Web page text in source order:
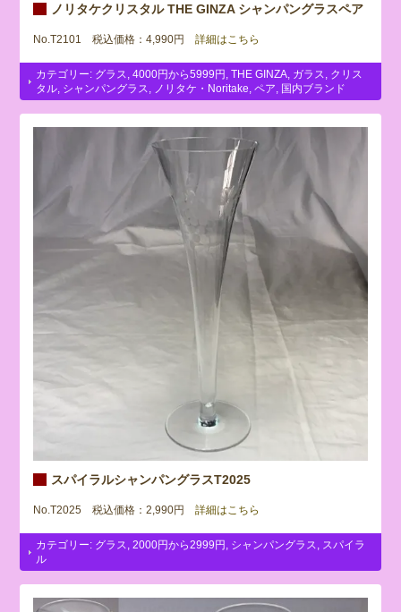
ノリタケクリスタル THE GINZA シャンパングラスペア
No.T2101 税込価格：4,990円 詳細はこちら
カテゴリー: グラス ,4000円から5999円 ,THE GINZA ガラス
クリス
タル シャンパングラス ノリタケ・Noritake ,ペア 国内ブランド
スパイラルシャンパングラスT2025
No.T2025 税込価格：2,990円 詳細はこちら
カテゴリー: グラス ,2000円から2999円 シャンパングラス
スパイラ
ル